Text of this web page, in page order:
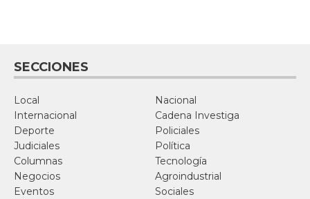
SECCIONES
Local
Nacional
Internacional
Cadena Investiga
Deporte
Policiales
Judiciales
Política
Columnas
Tecnología
Negocios
Agroindustrial
Eventos
Sociales